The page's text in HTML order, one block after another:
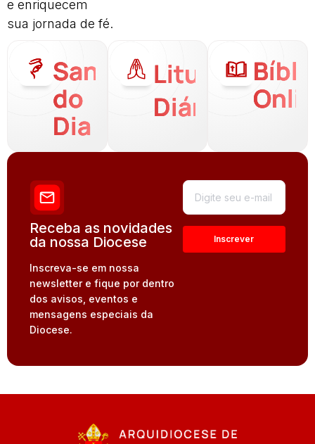
e enriquecem
sua jornada de fé.
Santo
do
Dia
Liturgia
Diária
Receba as novidades
da nossa Diocese
Inscreva-se em nossa
newsletter e fique por dentro
dos avisos, eventos e
mensagens especiais da
Diocese.